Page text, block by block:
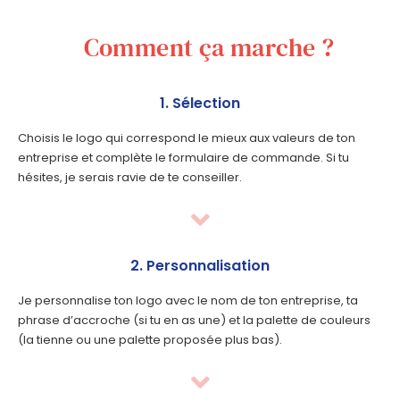
Comment ça marche ?
1. Sélection
Choisis le logo qui correspond le mieux aux valeurs de ton
entreprise et complète le formulaire de commande. Si tu
hésites, je serais ravie de te conseiller.
2. Personnalisation
Je personnalise ton logo avec le nom de ton entreprise, ta
phrase d’accroche (si tu en as une) et la palette de couleurs
(la tienne ou une palette proposée plus bas).